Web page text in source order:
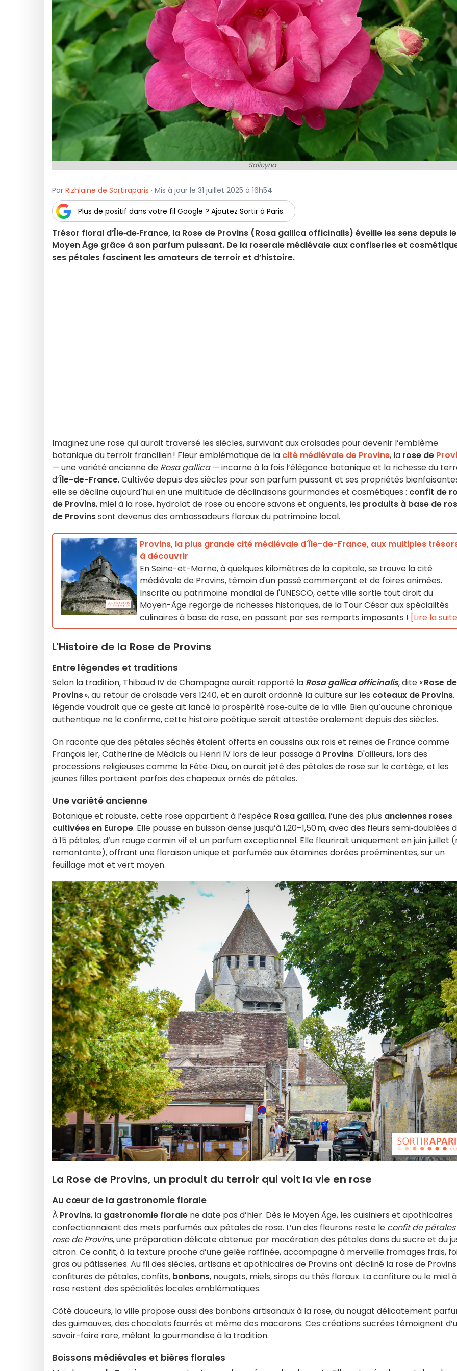
Salicyna
Par Rizhlaine de Sortiraparis · Mis à jour le 31 juillet 2025 à 16h54
Plus de positif dans votre fil Google ? Ajoutez Sortir à Paris.
Trésor floral d’Île‑de‑France, la Rose de Provins (Rosa gallica officinalis) éveille les sens depuis le
Moyen Âge grâce à son parfum puissant. De la roseraie médiévale aux confiseries et
ses pétales fascinent les amateurs de terroir et d’histoire.
Imaginez une rose qui aurait traversé les siècles, survivant aux croisades pour devenir l’emblème
botanique du terroir francilien ! Fleur emblématique de la cité médiévale de Provins, la rose de
— une variété ancienne de Rosa gallica— incarne à la fois l’élégance botanique et la richesse du
d’Île-de-France. Cultivée depuis des siècles pour son parfum puissant et ses propriétés
elle se décline aujourd’hui en une multitude de déclinaisons gourmandes et cosmétiques : confit de
de Provins, miel à la rose, hydrolat de rose ou encore savons et onguents, les produits à base de
de Provinssont devenus des ambassadeurs floraux du patrimoine local.
Provins, la plus grande cité médiévale d'Île-de-France, aux multiples
à découvrir
En Seine-et-Marne, à quelques kilomètres de la capitale, se trouve la cité
médiévale de Provins, témoin d'un passé commerçant et de foires animées.
Inscrite au patrimoine mondial de l'UNESCO, cette ville sortie tout droit du
Moyen-Âge regorge de richesses historiques, de la Tour César aux spécialités
culinaires à base de rose, en passant par ses remparts imposants ! [Lire la
L'Histoire de la Rose de Provins
Entre légendes et traditions
Selon la tradition, Thibaud IV de Champagne aurait rapporté la Rosa gallica officinalis, dite «Rose de
Provins», au retour de croisade vers 1240, et en aurait ordonné la culture sur les coteaux de Provins.
légende voudrait que ce geste ait lancé la prospérité rose‑culte de la ville. Bien qu’aucune chronique
authentique ne le confirme, cette histoire poétique serait attestée oralement depuis des siècles.
On raconte que des pétales séchés étaient offerts en coussins aux rois et reines de France comme
François Ier, Catherine de Médicis ou Henri IV lors de leur passage à Provins. D'ailleurs, lors des
processions religieuses comme la Fête‑Dieu, on aurait jeté des pétales de rose sur le cortège, et les
jeunes filles portaient parfois des chapeaux ornés de pétales.
Une variété ancienne
Botanique et robuste, cette rose appartient à l’espèce Rosa gallica, l’une des plus anciennes roses
cultivées en Europe. Elle pousse en buisson dense jusqu’à 1,20–1,50 m, avec des fleurs semi‑doublées
à 15 pétales, d’un rouge carmin vif et un parfum exceptionnel. Elle fleurirait uniquement en juin‑juillet
remontante), offrant une floraison unique et parfumée aux étamines dorées proéminentes, sur un
feuillage mat et vert moyen.
La Rose de Provins, un produit du terroir qui voit la vie en rose
Au cœur de la gastronomie florale
À Provins, la gastronomie florale ne date pas d’hier. Dès le Moyen Âge, les cuisiniers et apothicaires
confectionnaient des mets parfumés aux pétales de rose. L’un des fleurons reste le confit de
rose de Provins, une préparation délicate obtenue par macération des pétales dans du sucre et du
citron. Ce confit, à la texture proche d’une gelée raffinée, accompagne à merveille fromages frais,
gras ou pâtisseries. Au fil des siècles, artisans et apothicaires de Provins ont décliné la rose de
confitures de pétales, confits, bonbons, nougats, miels, sirops ou thés floraux. La confiture ou le miel
rose restent des spécialités locales emblématiques.
Côté douceurs, la ville propose aussi des bonbons artisanaux à la rose, du nougat délicatement
des guimauves, des chocolats fourrés et même des macarons. Ces créations sucrées témoignent
savoir-faire rare, mêlant la gourmandise à la tradition.
Boissons médiévales et bières florales